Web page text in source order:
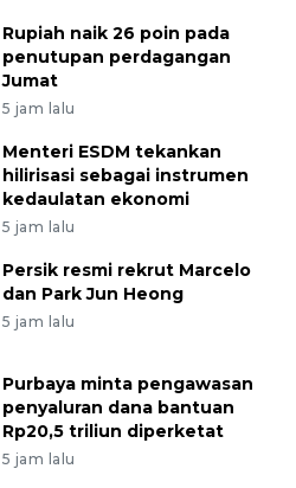
Rupiah naik 26 poin pada
penutupan perdagangan
Jumat
5 jam lalu
Menteri ESDM tekankan
hilirisasi sebagai instrumen
kedaulatan ekonomi
5 jam lalu
Persik resmi rekrut Marcelo
dan Park Jun Heong
5 jam lalu
Purbaya minta pengawasan
penyaluran dana bantuan
Rp20,5 triliun diperketat
5 jam lalu